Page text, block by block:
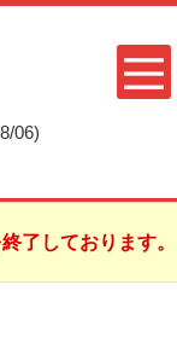
06)
了しております。